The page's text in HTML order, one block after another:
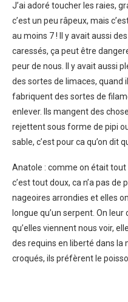
J’ai adoré toucher les raies,
c’est un peu râpeux, mais
au moins 7 ! Il y avait aussi
caressés, ça peut être
peur de nous. Il y avait aussi
des sortes de limaces, quand
fabriquent des sortes de
enlever. Ils mangent des
rejettent sous forme de pipi
sable, c’est pour ca qu’on dit
Anatole : comme on était tout
c’est tout doux, ca n’a pas de
nageoires arrondies et elles
longue qu’un serpent. On
qu’elles viennent nous voir,
des requins en liberté dans la
croqués, ils préfèrent le